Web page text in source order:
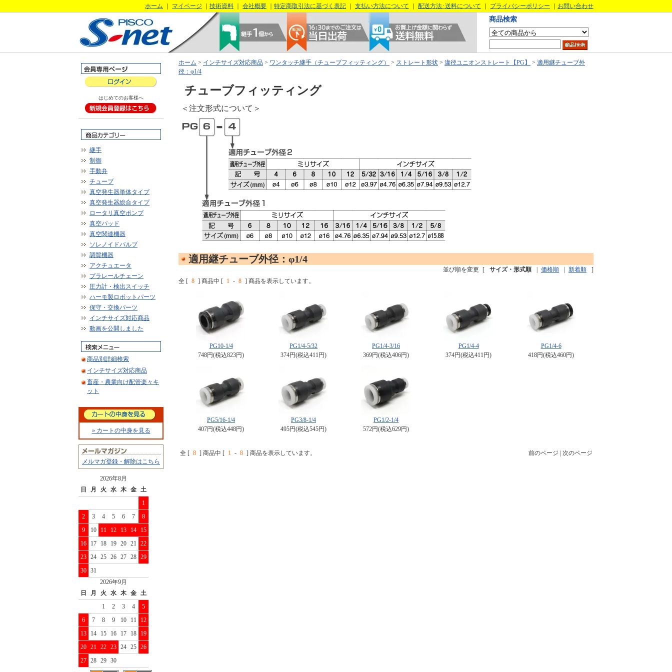
ホーム マイページ 技術資料 会社概要 特定商取引法に基づく表記 支払い方法について 配送方法･送料について プライバシーポリシー お問い合わせ
商品検索
はじめてのお客様へ
継手
制御
手動弁
チューブ
真空発生器単体タイプ
真空発生器総合タイプ
ロータリ真空ポンプ
真空パッド
真空関連機器
ソレノイドバルブ
調質機器
アクチュエータ
プラレールチェーン
圧力計・検出スイッチ
ハーモ製ロボットパーツ
保守・交換パーツ
インチサイズ対応商品
動画を公開しました
商品別詳細検索
インチサイズ対応商品
畜産・農業向け配管楽々キ
ット
» カートの中身を見る
メルマガ登録・解除はこちら
2026年8月
日
月 火 水 木 金 土
1
2
3 4 5 6 7
8
9
10 11 12 13 14
15
16
17 18 19 20 21
22
23 24 25 26 27 28 29
30 31
2026年9月
日
月 火 水 木 金 土
1
2 3 4
5
6
7 8 9 10 11
12
13
14 15 16 17 18
19
20 21 22 23 24 25 26
27 28 29 30
ホーム > インチサイズ対応商品 > ワンタッチ継手（チューブフィッティング） > ストレート形状 > 違径ユニオンストレート【PG】 > 適用継チューブ外
径：φ1/4
チューブフィッティング
＜注文形式について＞
適用継チューブ外径：φ1/4
並び順を変更 [ サイズ・形式順 価格順 新着順
]
全 [ 8 ] 商品中 [ 1 - 8 ] 商品を表示しています。
PG10-1/4
748円(税込823円)
PG1/4-5/32
374円(税込411円)
PG1/4-3/16
369円(税込406円)
PG1/4-4
374円(税込411円)
PG1/4-6
418円(税込460円)
PG5/16-1/4
407円(税込448円)
PG3/8-1/4
495円(税込545円)
PG1/2-1/4
572円(税込629円)
全 [ 8 ] 商品中 [ 1 - 8 ] 商品を表示しています。 前のページ | 次のページ